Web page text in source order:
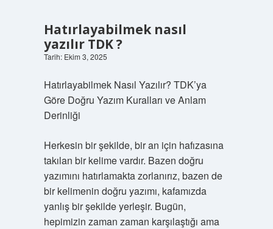
Hatırlayabilmek nasıl
yazılır TDK ?
Tarih: Ekim 3, 2025
Hatırlayabilmek Nasıl Yazılır? TDK’ya
Göre Doğru Yazım Kuralları ve Anlam
Derinliği
Herkesin bir şekilde, bir an için hafızasına
takılan bir kelime vardır. Bazen doğru
yazımını hatırlamakta zorlanırız, bazen de
bir kelimenin doğru yazımı, kafamızda
yanlış bir şekilde yerleşir. Bugün,
hepimizin zaman zaman karşılaştığı ama